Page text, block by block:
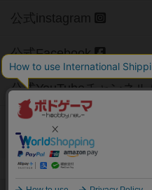
公式instagram
公式Facebook
公式YouTubeチャンネル